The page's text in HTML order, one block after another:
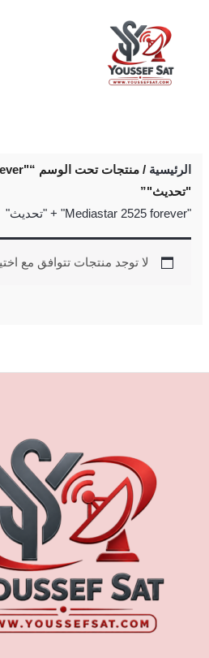
الرئيسية
"تحديث"”
"Mediastar 2525 forever" + "تحديث"
لا توجد منتجات تتوافق مع